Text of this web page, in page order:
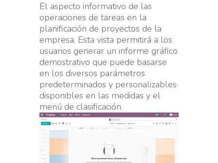
El aspecto informativo de las
operaciones de tareas en la
planificación de proyectos de la
empresa. Esta vista permitirá a los
usuarios generar un informe gráfico
demostrativo que puede basarse
en los diversos parámetros
predeterminados y personalizables
disponibles en las medidas y el
menú de clasificación.